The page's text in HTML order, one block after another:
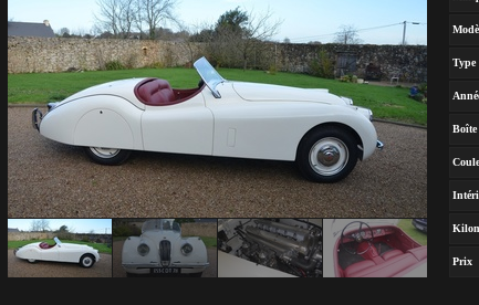
Type
Boîte
Prix